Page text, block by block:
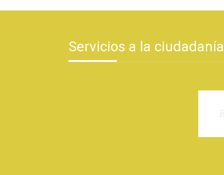
Servicios a la ciudadanía